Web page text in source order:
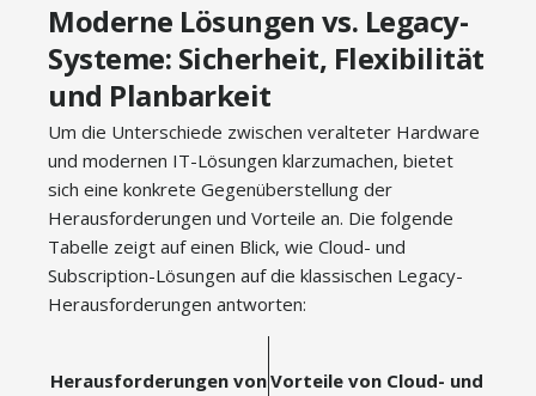
Moderne Lösungen vs. Legacy-
Systeme: Sicherheit, Flexibilität
und Planbarkeit
Um die Unterschiede zwischen veralteter Hardware
und modernen IT-Lösungen klarzumachen, bietet
sich eine konkrete Gegenüberstellung der
Herausforderungen und Vorteile an. Die folgende
Tabelle zeigt auf einen Blick, wie Cloud- und
Subscription-Lösungen auf die klassischen Legacy-
Herausforderungen antworten:
Herausforderungen vonVorteile von Cloud- und